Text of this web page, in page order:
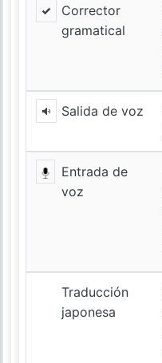
Corrector
gramatical
Salida de voz
Entrada de
voz
Traducción
japonesa